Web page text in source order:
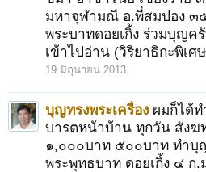
มหาจุฬามณี อ.พี่สมปอง ๓
พระบาทดอยเกิ้ง ร่วมบุญค
เข้าไปอ่าน (วิริยาธิกะพิเ
19 มิถุนายน 2013
บุญทรงพระเครื่อง ผมก็ได้
บารตหน้าบ้าน ทุกวัน สัง
๑,๐๐๐บาท ๕๐๐บาท ทำบุ
พระพุทธบาท ดอยเกิ้ง ๔ ก